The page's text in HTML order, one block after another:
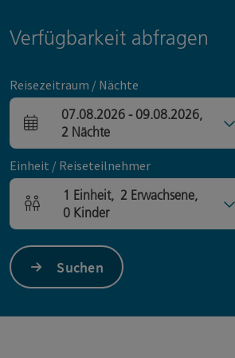
öffnenöffnen
Verfügbarkeit abfragen
Reisezeitraum / Nächte
An- und Abreisefelder
07.08.2026- 09.08.2026,
2 Nächte
Einheit / Reiseteilnehmer
Einheitenanzahl und Personenfelder
1 Einheit, 2 Erwachsene,
0 Kinder
Suchen